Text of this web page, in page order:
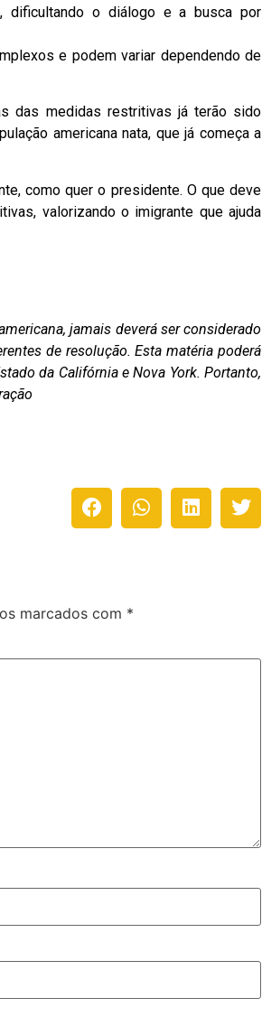
dificultando o diálogo e a busca por
e podem variar dependendo de
das medidas restritivas já terão sido
americana nata, que já começa a
como quer o presidente. O que deve
valorizando o imigrante que ajuda
jamais deverá ser considerado
de resolução. Esta matéria poderá
da Califórnia e Nova York. Portanto,
marcados com *